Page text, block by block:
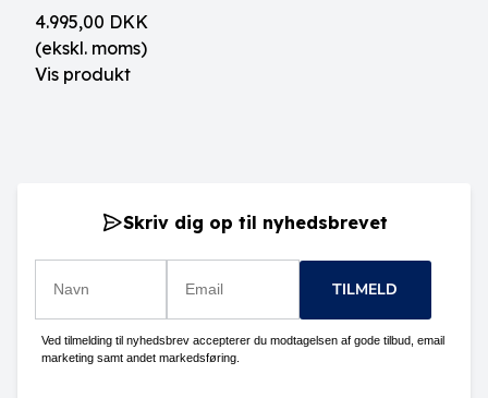
4.995,00 DKK
(ekskl. moms)
Vis produkt
Skriv dig op til nyhedsbrevet
TILMELD
Ved tilmelding til nyhedsbrev accepterer du modtagelsen af gode tilbud, email
marketing samt andet markedsføring.